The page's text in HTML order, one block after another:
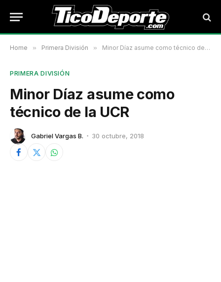
Home » Primera División » Minor Díaz asume como técnico de la UCR
PRIMERA DIVISIÓN
Minor Díaz asume como
técnico de la UCR
Gabriel Vargas B. 30 octubre, 2018